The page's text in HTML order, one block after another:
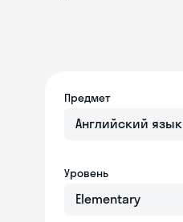
Предмет
Английский язык
Уровень
Elementary